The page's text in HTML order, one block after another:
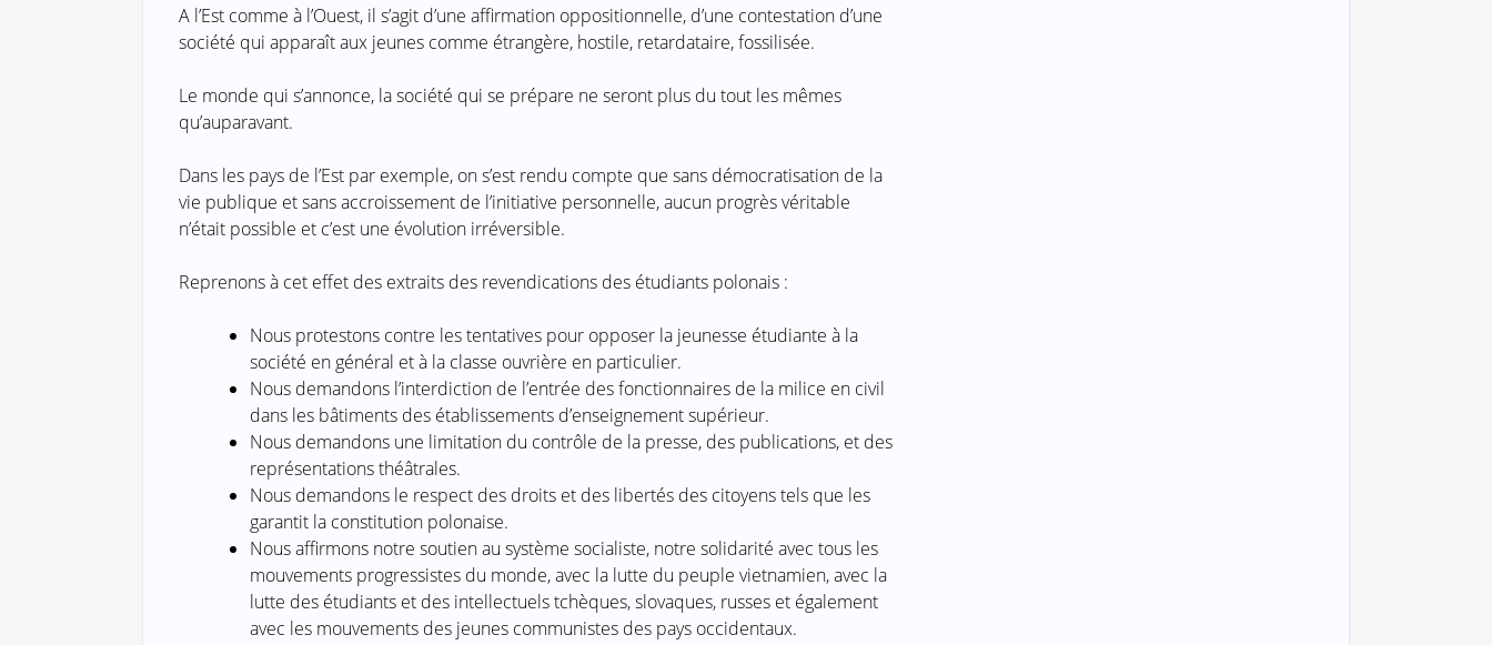
A l’Est comme à l’Ouest, il s’agit d’une affirmation oppositionnelle, d’une contestation d’une
société qui apparaît aux jeunes comme étrangère, hostile, retardataire, fossilisée.
Le monde qui s’annonce, la société qui se prépare ne seront plus du tout les mêmes
qu’auparavant.
Dans les pays de l’Est par exemple, on s’est rendu compte que sans démocratisation de la
vie publique et sans accroissement de l’initiative personnelle, aucun progrès véritable
n’était possible et c’est une évolution irréversible.
Reprenons à cet effet des extraits des revendications des étudiants polonais :
Nous protestons contre les tentatives pour opposer la jeunesse étudiante à la
société en général et à la classe ouvrière en particulier.
Nous demandons l’interdiction de l’entrée des fonctionnaires de la milice en civil
dans les bâtiments des établissements d’enseignement supérieur.
Nous demandons une limitation du contrôle de la presse, des publications, et des
représentations théâtrales.
Nous demandons le respect des droits et des libertés des citoyens tels que les
garantit la constitution polonaise.
Nous affirmons notre soutien au système socialiste, notre solidarité avec tous les
mouvements progressistes du monde, avec la lutte du peuple vietnamien, avec la
lutte des étudiants et des intellectuels tchèques, slovaques, russes et également
avec les mouvements des jeunes communistes des pays occidentaux.